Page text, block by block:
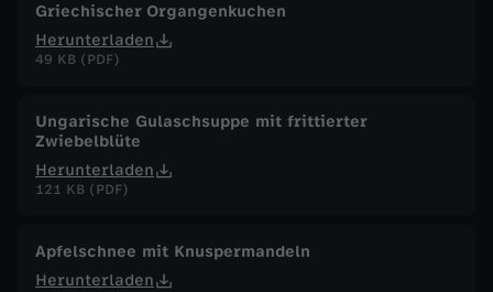
Griechischer Organgenkuchen
Herunterladen
49 KB (PDF)
Ungarische Gulaschsuppe mit frittierter
Zwiebelblüte
Herunterladen
121 KB (PDF)
Apfelschnee mit Knuspermandeln
Herunterladen